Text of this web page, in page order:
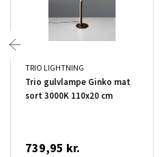
TRIO LIGHTNING
Trio gulvlampe Ginko mat
sort 3000K 110x20 cm
739,95 kr.